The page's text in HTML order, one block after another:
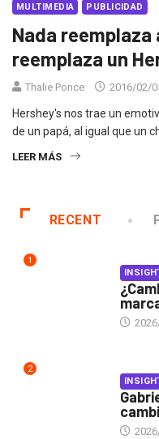
MULTIMEDIA PUBLICIDAD
Nada reemplaza
reemplaza un
Thalie Ponce 2016/02/
Hershey's nos trae un
de un papá, al igual que un
LEER MÁS
RECENT
1
2